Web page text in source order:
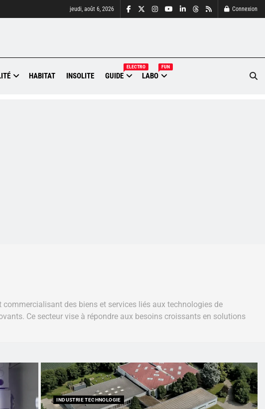
jeudi, août 6, 2026 Connexion
HABITAT INSOLITE GUIDE
ELECTRO
LABO
FUN
des biens et services liés aux technologies de
Ce secteur vise à répondre aux besoins croissants en solutions
INDUSTRIE TECHNOLOGIE